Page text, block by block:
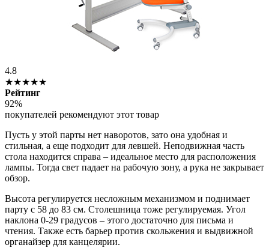
4.8
★★★★★
Рейтинг
92%
покупателей рекомендуют этот товар
Пусть у этой парты нет наворотов, зато она удобная и
стильная, а еще подходит для левшей. Неподвижная часть
стола находится справа – идеальное место для расположения
лампы. Тогда свет падает на рабочую зону, а рука не закрывает
обзор.
Высота регулируется несложным механизмом и поднимает
парту с 58 до 83 см. Столешница тоже регулируемая. Угол
наклона 0-29 градусов – этого достаточно для письма и
чтения. Также есть барьер против скольжения и выдвижной
органайзер для канцелярии.